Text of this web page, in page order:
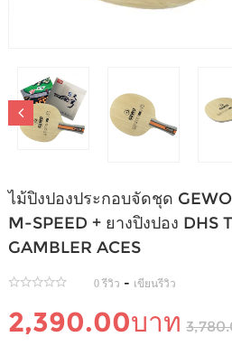
ไม้ปิงปองประกอบจัดชุด
M-SPEED + ยางปิงปอง DHS
GAMBLER ACES
0 รีวิว - เขียนรีวิว
2,390.00บาท